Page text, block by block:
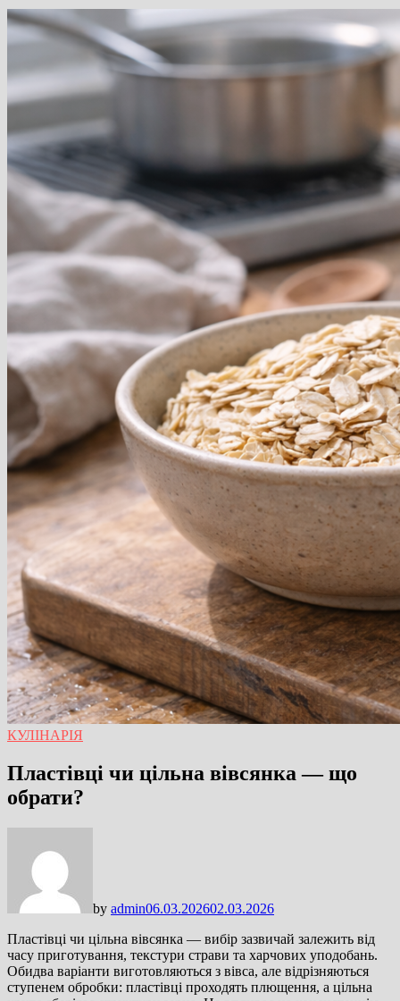
КУЛІНАРІЯ
Пластівці чи цільна вівсянка — що
обрати?
by admin06.03.202602.03.2026
Пластівці чи цільна вівсянка — вибір зазвичай залежить від
часу приготування, текстури страви та харчових уподобань.
Обидва варіанти виготовляються з вівса, але відрізняються
ступенем обробки: пластівці проходять плющення, а цільна